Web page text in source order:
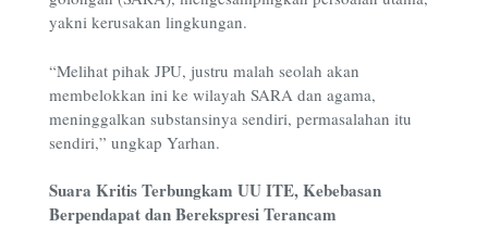
yakni kerusakan lingkungan.
“Melihat pihak JPU, justru malah seolah akan
membelokkan ini ke wilayah SARA dan agama,
meninggalkan substansinya sendiri, permasalahan itu
sendiri,” ungkap Yarhan.
Suara Kritis Terbungkam UU ITE, Kebebasan
Berpendapat dan Berekspresi Terancam